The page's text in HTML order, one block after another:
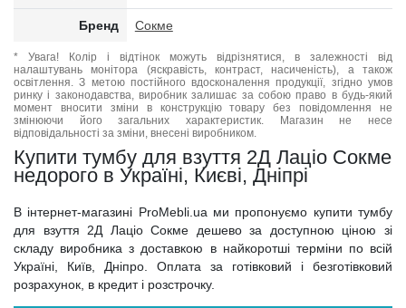
Бренд Сокме
* Увага! Колір і відтінок можуть відрізнятися, в залежності від
налаштувань монітора (яскравість, контраст, насиченість), а також
освітлення. З метою постійного вдосконалення продукції, згідно умов
ринку і законодавства, виробник залишає за собою право в будь-який
момент вносити зміни в конструкцію товару без повідомлення не
змінюючи його загальних характеристик. Магазин не несе
відповідальності за зміни, внесені виробником.
Купити тумбу для взуття 2Д Лаціо Сокме
недорого в Україні, Києві, Дніпрі
В інтернет-магазині ProMebli.ua ми пропонуємо купити тумбу
для взуття 2Д Лаціо Сокме дешево за доступною ціною зі
складу виробника з доставкою в найкоротші терміни по всій
Україні, Київ, Дніпро. Оплата за готівковий і безготівковий
розрахунок, в кредит і розстрочку.